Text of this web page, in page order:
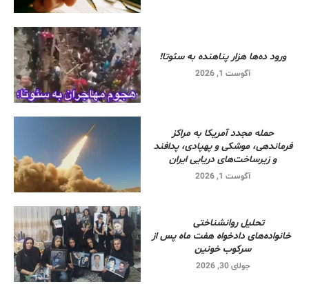
ورود ده‌ها هزار پناهنده به سئوتا!
آگوست 1, 2026
حمله مجدد آمریکا به مراکز
فرماندهی، موشکی و پهپادی، پدافند
و زیرساخت‌های دریایی ایران
آگوست 1, 2026
تحلیل روانشناختی
خانواده‌های دادخواه هفت ماه پس از
سرکوب خونین
جولای 30, 2026